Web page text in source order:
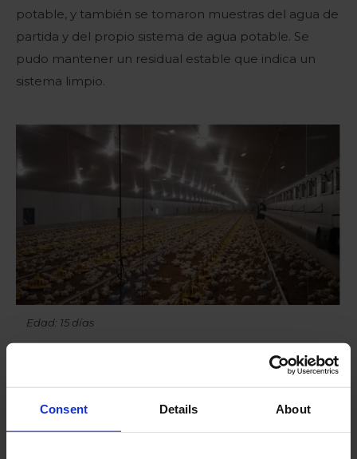
Consent Details About
potable, y también se tomaron muestras del agua de
partida y del propio sistema de agua potable. Se
pudo mantener un residual estable que indica un
sistema limpio.
Edad: 15 días